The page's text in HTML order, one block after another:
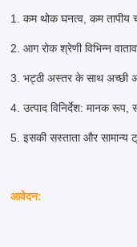
1. कम थोक घनत्व, कम तापीय
2. आग रोक श्रेणी विभिन्न
3. भट्ठी अस्तर के साथ अच्छी
4. उत्पाद विनिर्देश: मानक
5. इसकी सस्ताता और सामान्य
आवेदन: